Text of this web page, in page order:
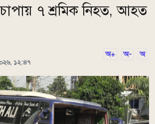
৭ শ্রমিক নিহত, আহত
১২:৪৭
অ+ অ- অ